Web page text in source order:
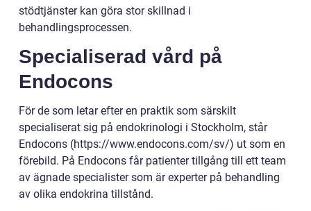
stödtjänster kan göra stor skillnad i
behandlingsprocessen.
Specialiserad vård på
Endocons
För de som letar efter en praktik som särskilt
specialiserat sig på endokrinologi i Stockholm, står
Endocons (https://www.endocons.com/sv/) ut som en
förebild. På Endocons får patienter tillgång till ett team
av ägnade specialister som är experter på behandling
av olika endokrina tillstånd.